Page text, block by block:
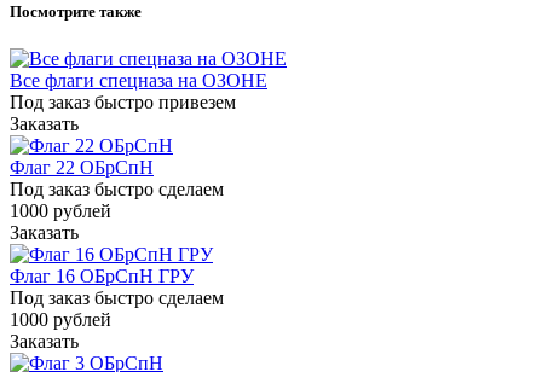
Посмотрите также
Все флаги спецназа на ОЗОНЕ
Под заказ быстро привезем
Заказать
Флаг 22 ОБрСпН
Под заказ быстро сделаем
1000 рублей
Заказать
Флаг 16 ОБрСпН ГРУ
Под заказ быстро сделаем
1000 рублей
Заказать